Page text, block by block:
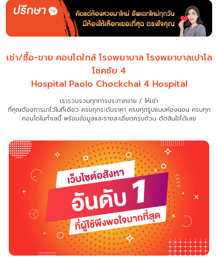
เช่า/ซื้อ-ขาย คอนโดใกล้ โรงพยาบาล โรงพยาบาลเปาโล
โชคชัย 4
Hospital Paolo Chockchai 4 Hospital
เรารวบรวมทุกการประกาศขาย / ให้เช่า
ที่คุณต้องการมาไว้ในที่เดียว ครบทุกระดับราคา ครบทุกรูปแบบห้องนอน ครบทุก
คอนโดในทำเลนี้ พร้อมข้อมูลและรายละเอียดครบถ้วน ตัดสินใจได้เลย